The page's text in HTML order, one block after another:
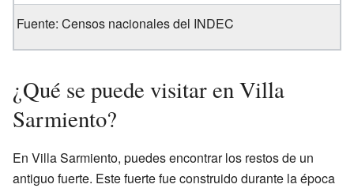
Fuente: Censos nacionales del INDEC
¿Qué se puede visitar en Villa
Sarmiento?
En Villa Sarmiento, puedes encontrar los restos de un
antiguo fuerte. Este fuerte fue construido durante la época